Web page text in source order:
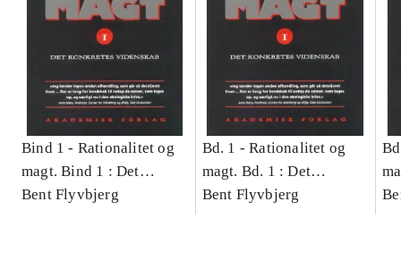
Bind 1 - Rationalitet og
magt. Bind 1 : Det
konkretes videnskab
Bent Flyvbjerg
Bd. 1 -Rationalitet og
magt. Bd. 1 : Det
konkretes videnskab
Bent Flyvbjerg